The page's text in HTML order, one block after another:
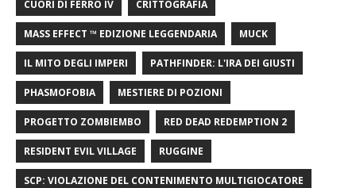
CUORI DI FERRO IV CRITTOGRAFIA
MASS EFFECT ™ EDIZIONE LEGGENDARIA MUCK
IL MITO DEGLI IMPERI PATHFINDER: L'IRA DEI GIUSTI
PHASMOFOBIA MESTIERE DI POZIONI
PROGETTO ZOMBIEMBO RED DEAD REDEMPTION 2
RESIDENT EVIL VILLAGE RUGGINE
SCP: VIOLAZIONE DEL CONTENIMENTO MULTIGIOCATORE